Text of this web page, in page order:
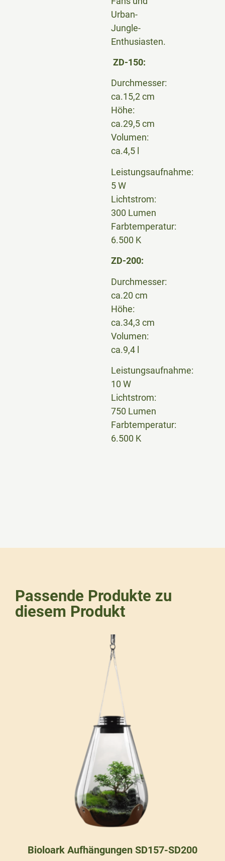
Urban-
Jungle-
Enthusiasten.
ZD-150:
Durchmesser:
ca.15,2 cm
Höhe:
ca.29,5 cm
Volumen:
ca.4,5 l
Leistungsaufnahme:
5 W
Lichtstrom:
300 Lumen
Farbtemperatur:
6.500 K
ZD-200:
Durchmesser:
ca.20 cm
Höhe:
ca.34,3 cm
Volumen:
ca.9,4 l
Leistungsaufnahme:
10 W
Lichtstrom:
750 Lumen
Farbtemperatur:
6.500 K
Passende Produkte zu
diesem Produkt
Bioloark Aufhängungen SD157-SD200